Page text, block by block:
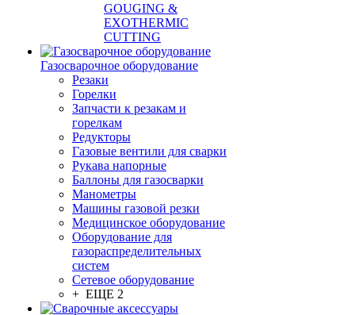
GOUGING &
EXOTHERMIC
CUTTING
Газосварочное оборудование
Резаки
Горелки
Запчасти к резакам и
горелкам
Редукторы
Газовые вентили для сварки
Рукава напорные
Баллоны для газосварки
Манометры
Машины газовой резки
Медицинское оборудование
Оборудование для
газораспределительных
систем
Сетевое оборудование
+ ЕЩЕ 2